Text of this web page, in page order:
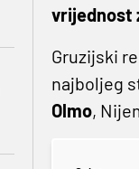
vrijednost
Gruzijski
najboljeg
Olmo,